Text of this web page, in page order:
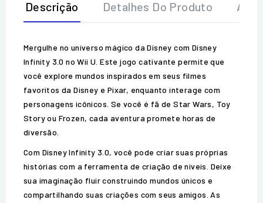
Descrição Detalhes Do Produto
Mergulhe no universo mágico da Disney com Disney
Infinity 3.0 no Wii U. Este jogo cativante permite que
você explore mundos inspirados em seus filmes
favoritos da Disney e Pixar, enquanto interage com
personagens icônicos. Se você é fã de Star Wars, Toy
Story ou Frozen, cada aventura promete horas de
diversão.
Com Disney Infinity 3.0, você pode criar suas próprias
histórias com a ferramenta de criação de níveis. Deixe
sua imaginação fluir construindo mundos únicos e
compartilhando suas criações com seus amigos. As